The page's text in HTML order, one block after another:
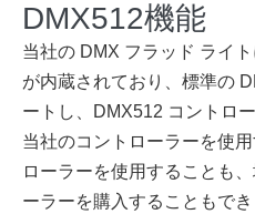
DMX512機能
当社の DMX フラッド ライ
が内蔵されており、標準の
ートし、DMX512 コントロ
当社のコントローラーを使
ローラーを使用することも
ーラーを購入することもで